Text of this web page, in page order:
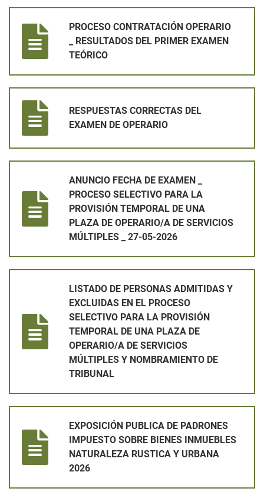
PROCESO CONTRATACIÓN OPERARIO
_ RESULTADOS DEL PRIMER EXAMEN
TEÓRICO
RESPUESTAS CORRECTAS DEL
EXAMEN DE OPERARIO
ANUNCIO FECHA DE EXAMEN _
PROCESO SELECTIVO PARA LA
PROVISIÓN TEMPORAL DE UNA
PLAZA DE OPERARIO/A DE SERVICIOS
MÚLTIPLES _ 27-05-2026
LISTADO DE PERSONAS ADMITIDAS Y
EXCLUIDAS EN EL PROCESO
SELECTIVO PARA LA PROVISIÓN
TEMPORAL DE UNA PLAZA DE
OPERARIO/A DE SERVICIOS
MÚLTIPLES Y NOMBRAMIENTO DE
TRIBUNAL
EXPOSICIÓN PUBLICA DE PADRONES
IMPUESTO SOBRE BIENES INMUEBLES
NATURALEZA RUSTICA Y URBANA
2026